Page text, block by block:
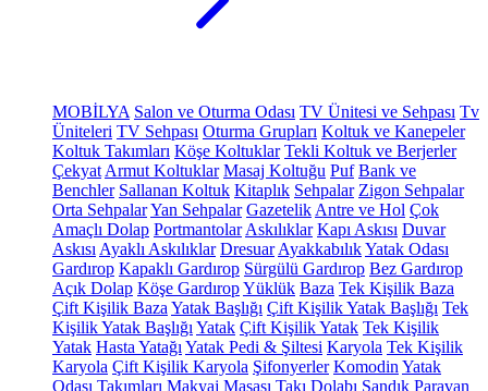
MOBİLYA Salon ve Oturma Odası TV Ünitesi ve Sehpası Tv
Üniteleri TV Sehpası Oturma Grupları Koltuk ve Kanepeler
Koltuk Takımları Köşe Koltuklar Tekli Koltuk ve Berjerler
Çekyat Armut Koltuklar Masaj Koltuğu Puf Bank ve
Benchler Sallanan Koltuk Kitaplık Sehpalar Zigon Sehpalar
Orta SehpalarYan Sehpalar Gazetelik Antre ve Hol Çok
Amaçlı Dolap Portmantolar Askılıklar Kapı Askısı Duvar
Askısı Ayaklı Askılıklar Dresuar AyakkabılıkYatak Odası
Gardırop Kapaklı Gardırop Sürgülü Gardırop Bez Gardırop
Açık Dolap Köşe GardıropYüklük Baza Tek Kişilik Baza
Çift Kişilik Baza Yatak Başlığı Çift Kişilik Yatak Başlığı Tek
Kişilik Yatak Başlığı Yatak Çift Kişilik Yatak Tek Kişilik
Yatak Hasta Yatağı Yatak Pedi & Şiltesi Karyola Tek Kişilik
Karyola Çift Kişilik Karyola Şifonyerler Komodin Yatak
Odası Takımları Makyaj Masası Takı Dolabı Sandık Paravan